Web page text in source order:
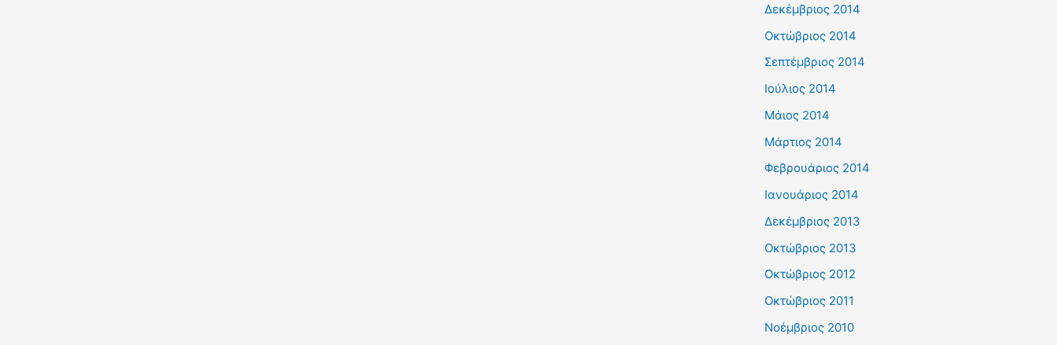
Δεκέμβριος 2014
Οκτώβριος 2014
Σεπτέμβριος 2014
Ιούλιος 2014
Μάιος 2014
Μάρτιος 2014
Φεβρουάριος 2014
Ιανουάριος 2014
Δεκέμβριος 2013
Οκτώβριος 2013
Οκτώβριος 2012
Οκτώβριος 2011
Νοέμβριος 2010